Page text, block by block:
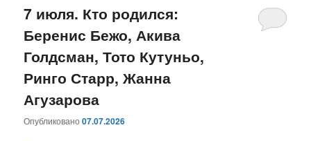
основному
содержимому
дополнительному
содержимому
7 июля. Кто родился:
Беренис Бежо, Акива
Голдсман, Тото Кутуньо,
Ринго Старр, Жанна
Агузарова
Опубликовано07.07.2026